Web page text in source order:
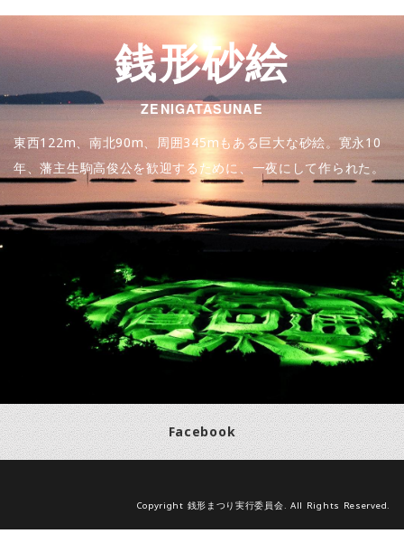
銭形砂絵
ZENIGATASUNAE
東西122m、南北90m、周囲345mもある巨大な砂絵。寛永10
年、藩主生駒高俊公を歓迎するために、一夜にして作られた。
Facebook
Copyright 銭形まつり実行委員会. All Rights Reserved.